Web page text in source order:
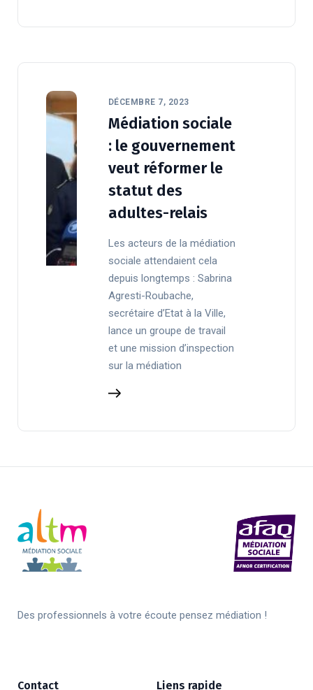
DÉCEMBRE 7, 2023
Médiation sociale
: le gouvernement
veut réformer le
statut des
adultes-relais
Les acteurs de la médiation
sociale attendaient cela
depuis longtemps : Sabrina
Agresti-Roubache,
secrétaire d’Etat à la Ville,
lance un groupe de travail
et une mission d’inspection
sur la médiation
Des professionnels à votre écoute pensez médiation !
Contact Liens rapide